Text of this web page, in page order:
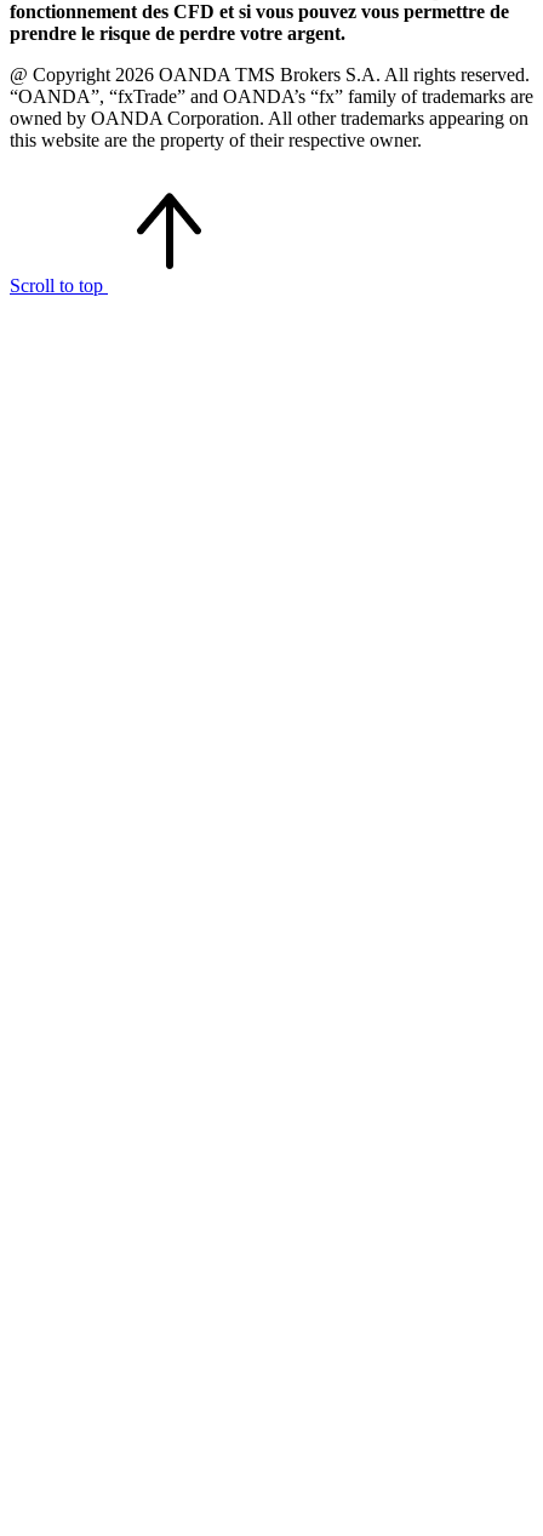
fonctionnement des CFD et si vous pouvez vous permettre de
prendre le risque de perdre votre argent.
@ Copyright 2026 OANDA TMS Brokers S.A. All rights reserved.
“OANDA”, “fxTrade” and OANDA’s “fx” family of trademarks are
owned by OANDA Corporation. All other trademarks appearing on
this website are the property of their respective owner.
Scroll to top